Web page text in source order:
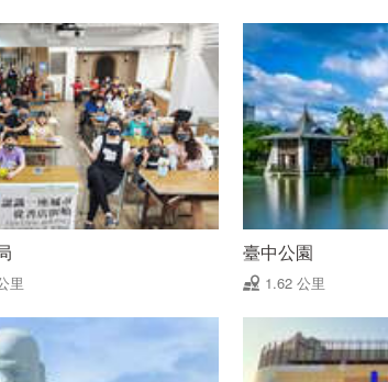
里
臺中公園
1.62 公里